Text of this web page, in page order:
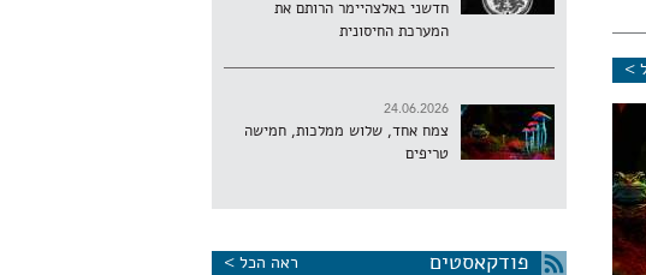
>
חדשני באלצהיימר הרותם את
המערכת החיסונית
24.06.2026
צמח אחד, שלוש ממלכות, חמישה
טריפים
פודקאסטים ראה הכל >